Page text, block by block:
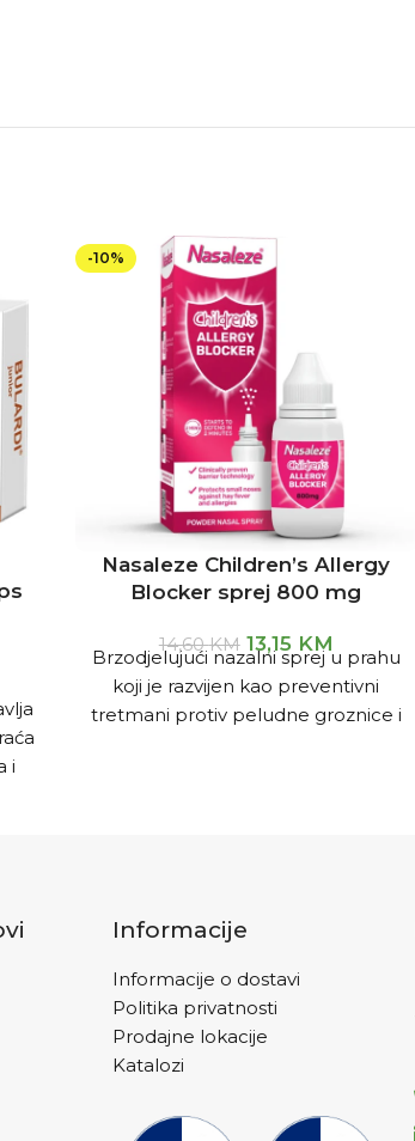
i
-10%
Nasaleze Children’s Allergy
Blocker sprej 800 mg
14,60KM 13,15 KM
Brzodjelujući nazalni sprej u prahu
koji je razvijen kao preventivni
tretmani protiv peludne groznice i
sluznice nosa.
Informacije
Informacije o dostavi
Politika privatnosti
Prodajne lokacije
Katalozi